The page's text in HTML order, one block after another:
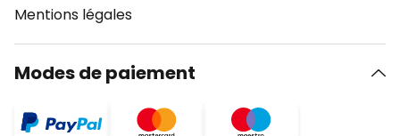
Mentions légales
Modes de paiement